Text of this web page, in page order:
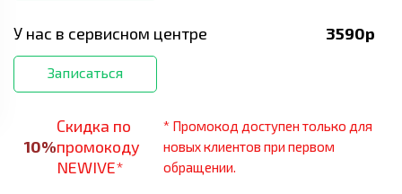
У нас в сервисном центре 3590р
Записаться
10%
Скидка по
промокоду
NEWIVE*
* Промокод доступен только для
новых клиентов при первом
обращении.